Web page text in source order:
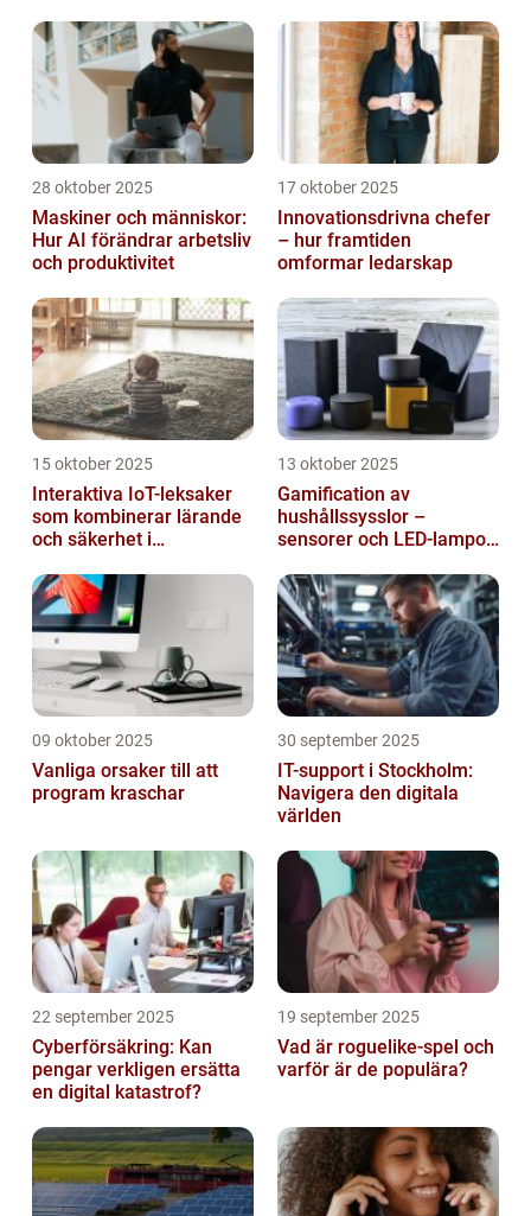
28 oktober 2025
Maskiner och människor:
Hur AI förändrar arbetsliv
och produktivitet
17 oktober 2025
Innovationsdrivna chefer
– hur framtiden
omformar ledarskap
15 oktober 2025
Interaktiva IoT-leksaker
som kombinerar lärande
och säkerhet i
13 oktober 2025
Gamification av
hushållssysslor –
sensorer och LED-lampor
09 oktober 2025
Vanliga orsaker till att
program kraschar
30 september 2025
IT-support i Stockholm:
Navigera den digitala
världen
22 september 2025
Cyberförsäkring: Kan
pengar verkligen ersätta
en digital katastrof?
19 september 2025
Vad är roguelike-spel och
varför är de populära?